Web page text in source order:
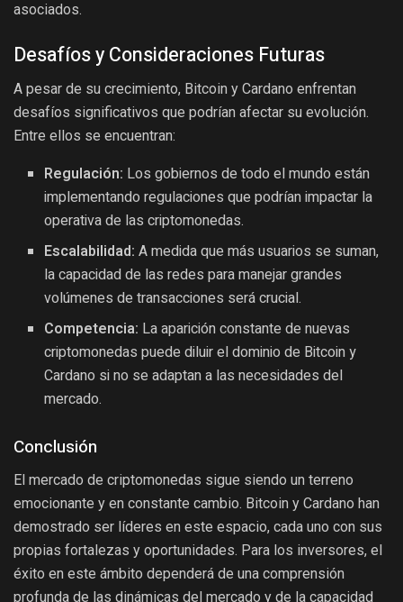
asociados.
Desafíos y Consideraciones Futuras
A pesar de su crecimiento, Bitcoin y Cardano enfrentan
desafíos significativos que podrían afectar su evolución.
Entre ellos se encuentran:
Regulación: Los gobiernos de todo el mundo están
implementando regulaciones que podrían impactar la
operativa de las criptomonedas.
Escalabilidad: A medida que más usuarios se suman,
la capacidad de las redes para manejar grandes
volúmenes de transacciones será crucial.
Competencia: La aparición constante de nuevas
criptomonedas puede diluir el dominio de Bitcoin y
Cardano si no se adaptan a las necesidades del
mercado.
Conclusión
El mercado de criptomonedas sigue siendo un terreno
emocionante y en constante cambio. Bitcoin y Cardano han
demostrado ser líderes en este espacio, cada uno con sus
propias fortalezas y oportunidades. Para los inversores, el
éxito en este ámbito dependerá de una comprensión
profunda de las dinámicas del mercado y de la capacidad